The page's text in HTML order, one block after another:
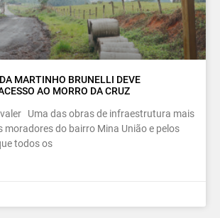
MARTINHO BRUNELLI DEVE
AO MORRO DA CRUZ
Uma das obras de infraestrutura mais
moradores do bairro Mina União e pelos
todos os